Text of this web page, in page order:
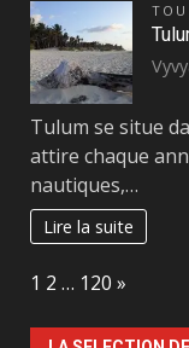
Tulum se situe
attire chaque
nautiques,…
Lire la suite
Page:
1 2 … 120 Next
»